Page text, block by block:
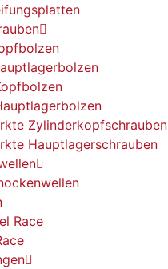
Zylinderkopfschrauben
Hauptlagerschrauben
Race